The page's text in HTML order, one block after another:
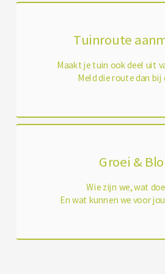
Tuinroute
Maakt je tuin ook deel uit
Meld die route dan bij
Groei &
Wie zijn we, wat
En wat kunnen we voor